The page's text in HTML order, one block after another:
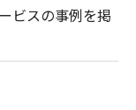
ビスの事例を掲